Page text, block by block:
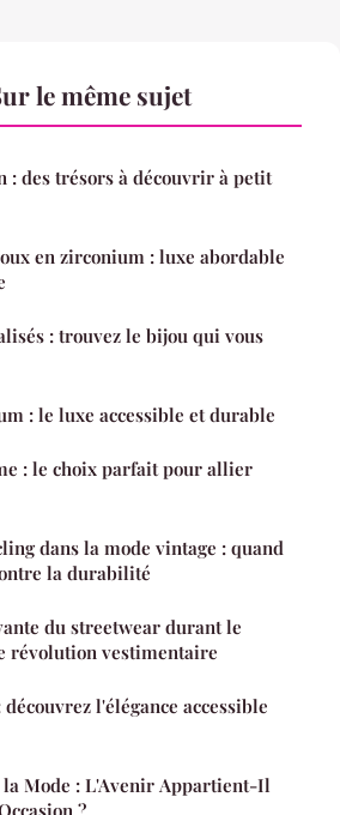
le même sujet
: des trésors à découvrir à petit
en zirconium : luxe abordable
: trouvez le bijou qui vous
: le luxe accessible et durable
: le choix parfait pour allier
dans la mode vintage : quand
la durabilité
du streetwear durant le
révolution vestimentaire
l'élégance accessible
la Mode : L'Avenir Appartient-Il